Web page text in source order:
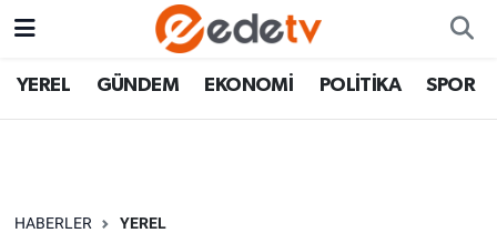
YEREL GÜNDEM EKONOMİ POLİTİKA SPOR
HABERLER YEREL